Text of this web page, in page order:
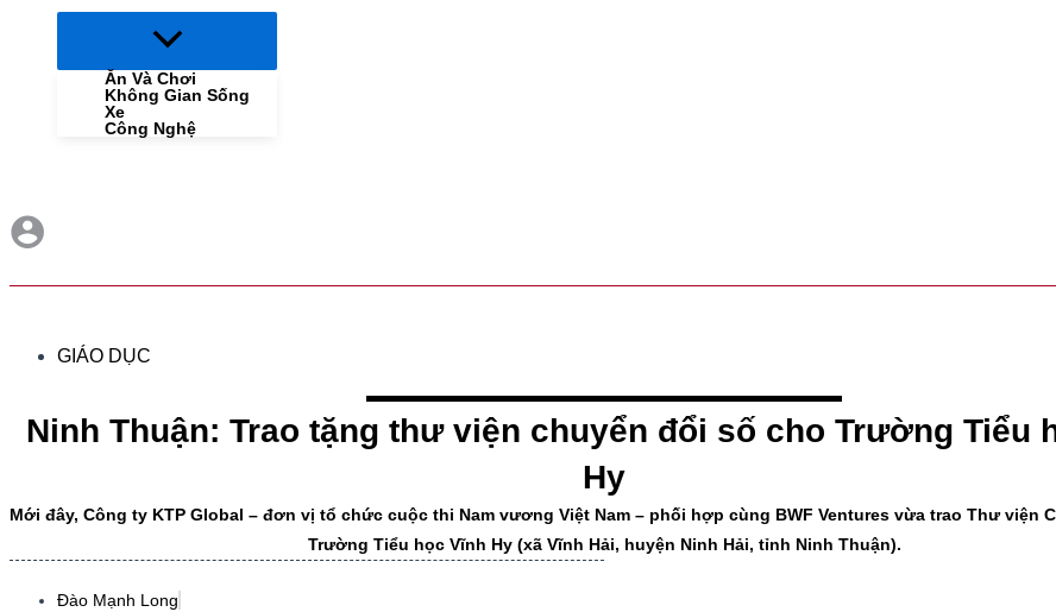
Menu
Ăn Và Chơi
Không Gian Sống
Xe
Công Nghệ
GIÁO DỤC
Ninh Thuận: Trao tặng thư viện chuyển đổi số cho Trường Tiểu
Hy
Mới đây, Công ty KTP Global – đơn vị tổ chức cuộc thi Nam vương Việt Nam – phối hợp cùng BWF Ventures vừa trao Thư viện
Trường Tiểu học Vĩnh Hy (xã Vĩnh Hải, huyện Ninh Hải, tỉnh Ninh Thuận).
Đào Mạnh Long